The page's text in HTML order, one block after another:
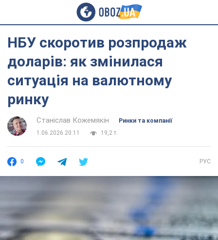
НБУ скоротив розпродаж
доларів: як змінилася
ситуація на валютному
ринку
Станіслав Кожемякін
Ринки та компанії
1.06.2026 20:11
19,2 т.
0 РУС